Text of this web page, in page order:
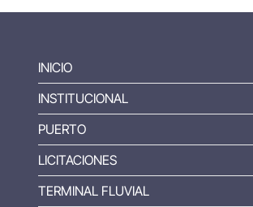
INICIO
INSTITUCIONAL
PUERTO
LICITACIONES
TERMINAL FLUVIAL